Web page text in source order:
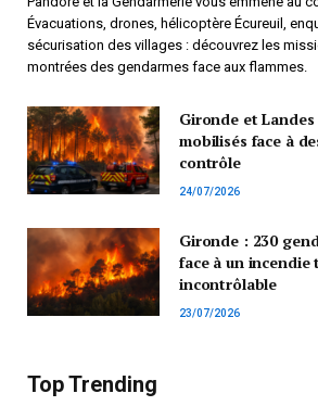
Évacuations, drones, hélicoptère Écureuil,
sécurisation des villages : découvrez les
montrées des gendarmes face aux flammes.
Gironde et
mobilisés face à
contrôle
24/07/2026
Gironde : 230
face à un incendie
incontrôlable
23/07/2026
Top Trending